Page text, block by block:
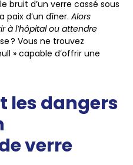
bruit d’un verre cassé sous
d’un dîner. Alors
à l’hôpital ou attendre
? Vous ne trouvez
» capable d’offrir une
les dangers
verre